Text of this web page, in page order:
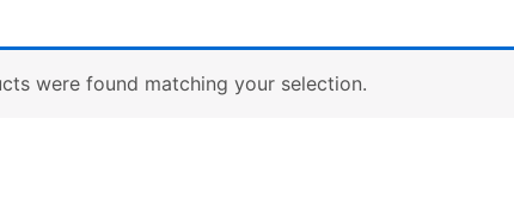
were found matching your selection.